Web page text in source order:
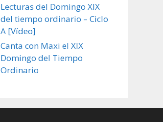
Lecturas del Domingo XIX
del tiempo ordinario – Ciclo
A [Vídeo]
Canta con Maxi el XIX
Domingo del Tiempo
Ordinario